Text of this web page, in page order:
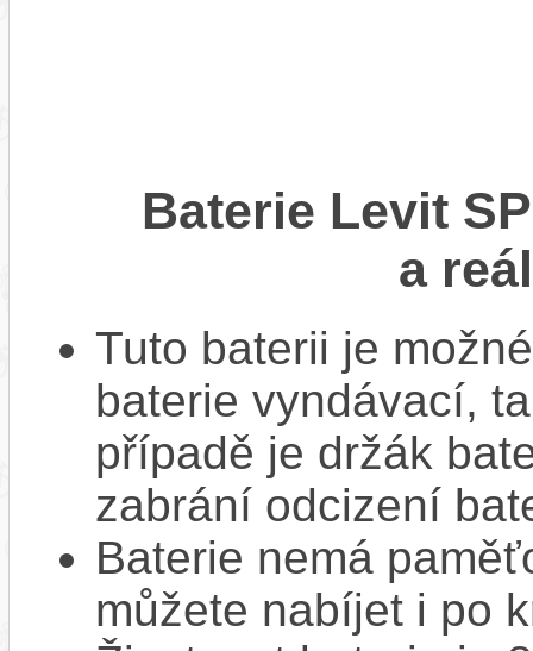
Baterie Levit
a
Tuto baterii je
baterie vyndávací,
případě je držák
zabrání odcizení
Baterie nemá
můžete nabíjet i po